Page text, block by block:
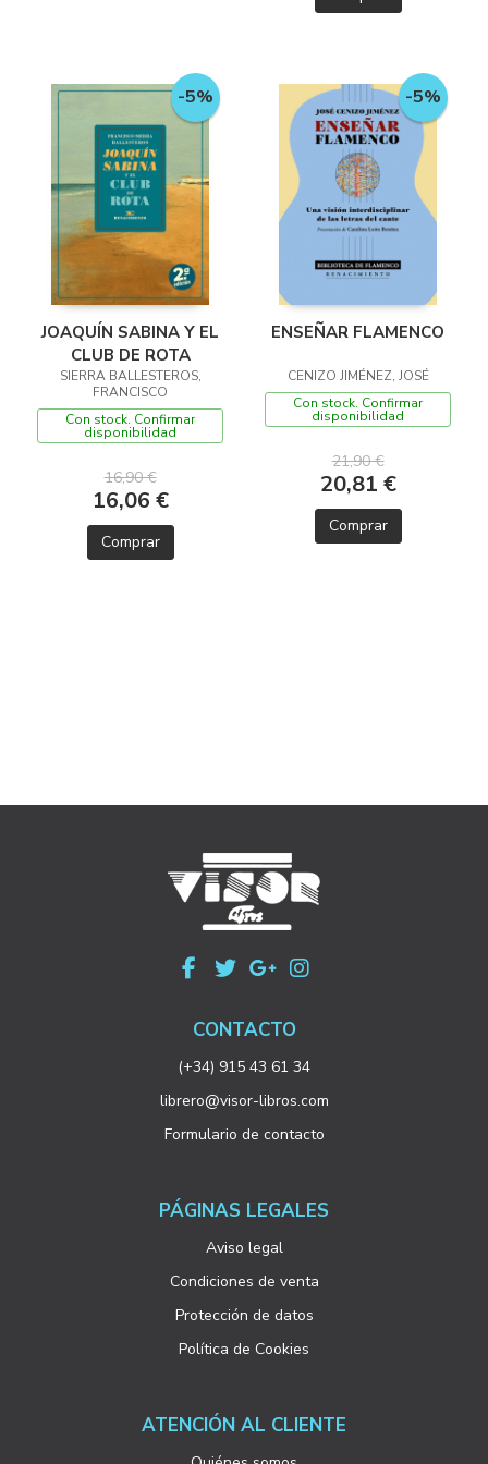
-5%
JOAQUÍN SABINA Y EL
CLUB DE ROTA
SIERRA BALLESTEROS,
FRANCISCO
Con stock. Confirmar
disponibilidad
16,90 €
16,06 €
Comprar
-5%
ENSEÑAR FLAMENCO
CENIZO JIMÉNEZ, JOSÉ
Con stock. Confirmar
disponibilidad
21,90 €
20,81 €
Comprar
CONTACTO
(+34) 915 43 61 34
librero@visor-libros.com
Formulario de contacto
PÁGINAS LEGALES
Aviso legal
Condiciones de venta
Protección de datos
Política de Cookies
ATENCIÓN AL CLIENTE